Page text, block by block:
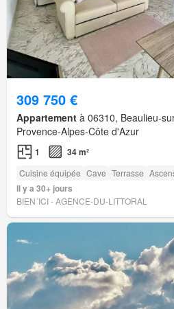
309 750 €
Appartement à 06310, Beaulieu-
Provence-Alpes-Côte d'Azur
1 34 m²
Cuisine équipée Cave Terrasse
Il y a 30+ jours
BIEN´ICI - AGENCE-DU-LITTORAL